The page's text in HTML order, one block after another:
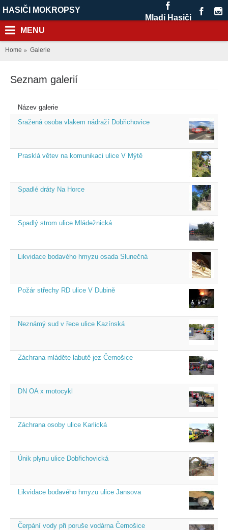
HASIČI MOKROPSY
Mladí Hasiči
MENU
Home Galerie
Seznam galerií
Název galerie
Sražená osoba vlakem nádraží Dobřichovice
Prasklá větev na komunikaci ulice V Mýtě
Spadlé dráty Na Horce
Spadlý strom ulice Mládežnická
Likvidace bodavého hmyzu osada Slunečná
Požár střechy RD ulice V Dubině
Neznámý sud v řece ulice Kazínská
Záchrana mláděte labutě jez Černošice
DN OA x motocykl
Záchrana osoby ulice Karlická
Únik plynu ulice Dobřichovická
Likvidace bodavého hmyzu ulice Jansova
Čerpání vody při poruše vodárna Černošice